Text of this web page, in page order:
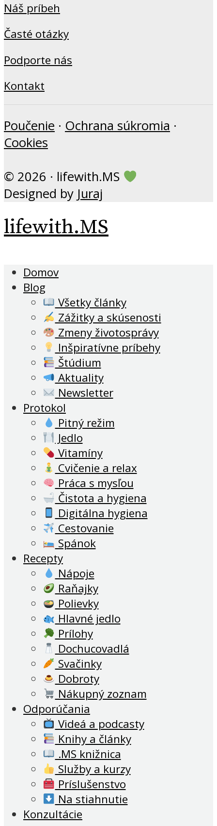
Náš príbeh
Časté otázky
Podporte nás
Kontakt
Poučenie · Ochrana súkromia ·
Cookies
© 2026 · lifewith.MS
Designed by Juraj
lifewith.MS
Domov
Blog
Všetky články
Zážitky a skúsenosti
Zmeny životosprávy
Inšpiratívne príbehy
Štúdium
Aktuality
Newsletter
Protokol
Pitný režim
Jedlo
Vitamíny
Cvičenie a relax
Práca s mysľou
Čistota a hygiena
Digitálna hygiena
Cestovanie
Spánok
Recepty
Nápoje
Raňajky
Polievky
Hlavné jedlo
Prílohy
Dochucovadlá
Svačinky
Dobroty
Nákupný zoznam
Odporúčania
Videá a podcasty
Knihy a články
.MS knižnica
Služby a kurzy
Príslušenstvo
Na stiahnutie
Konzultácie